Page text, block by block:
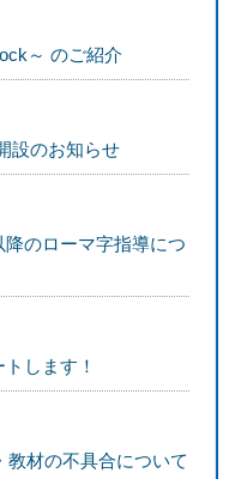
～ のご紹介
設のお知らせ
のローマ字指導につ
します！
教材の不具合について